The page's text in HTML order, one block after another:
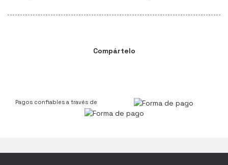
Compártelo
Pagos confiables a través de